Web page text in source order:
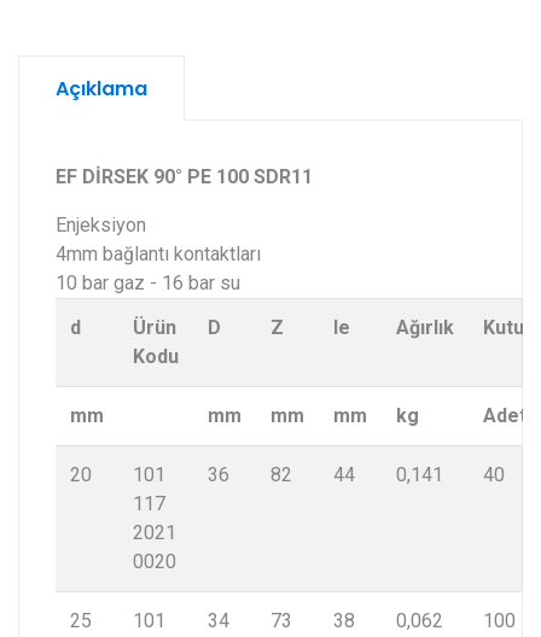
Açıklama
EF DİRSEK 90° PE 100 SDR11
Enjeksiyon
4mm bağlantı kontaktları
10 bar gaz - 16 bar su
d
Ürün
Kodu
D Z le Ağırlık Kutu
mm mm mm mm kg Adet
20
101
117
2021
0020
36 82 44 0,141 40
25
101
34 73 38 0,062 100